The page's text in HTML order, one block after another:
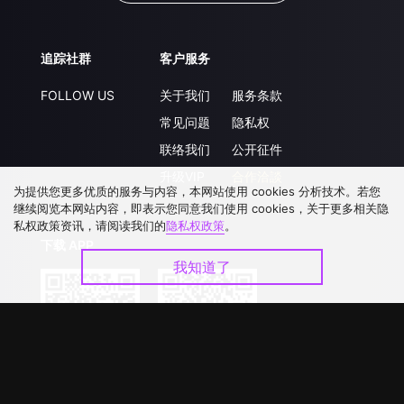
追踪社群
FOLLOW US
客户服务
关于我们
常见问题
联络我们
服务条款
隐私权
公开征件
为提供您更多优质的服务与内容，本网站使用 cookies 分析技术。若您
继续阅览本网站内容，即表示您同意我们使用 cookies，关于更多相关隐
私权政策资讯，请阅读我们的隐私权政策。
我知道了